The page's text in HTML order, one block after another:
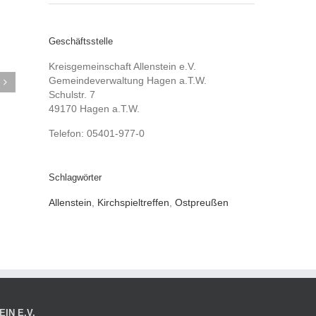
Geschäftsstelle
Kreisgemeinschaft Allenstein e.V.
Gemeindeverwaltung Hagen a.T.W.
Schulstr. 7
49170 Hagen a.T.W.
Telefon: 05401-977-0
Schlagwörter
Allenstein Kirchspieltreffen Ostpreußen
E.V.